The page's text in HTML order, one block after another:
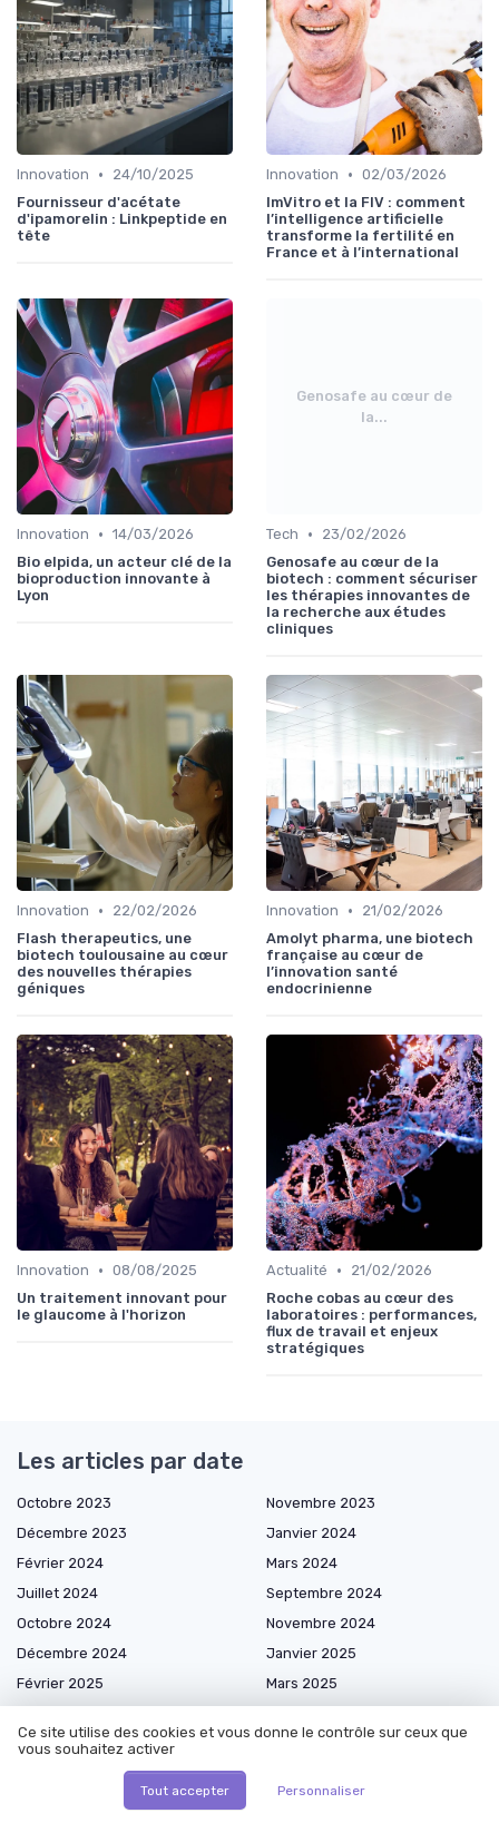
Innovation •
24/10/2025
Fournisseur d'acétate
d'ipamorelin : Linkpeptide en
tête
Innovation • 02/03/2026
ImVitro et la FIV : comment
l’intelligence artificielle
transforme la fertilité en
France et à l’international
Innovation • 14/03/2026
Bio elpida, un acteur clé de la
bioproduction innovante à
Lyon
Genosafe au cœur de
la...
Tech •
23/02/2026
Genosafe au cœur de la
biotech : comment sécuriser
les thérapies innovantes de
la recherche aux études
cliniques
Innovation •
22/02/2026
Flash therapeutics, une
biotech toulousaine au cœur
des nouvelles thérapies
géniques
Innovation •
21/02/2026
Amolyt pharma, une biotech
française au cœur de
l’innovation santé
endocrinienne
Innovation • 08/08/2025
Un traitement innovant pour
le glaucome à l'horizon
Actualité •
21/02/2026
Roche cobas au cœur des
laboratoires : performances,
flux de travail et enjeux
stratégiques
Les articles par date
Octobre 2023
Novembre 2023
Décembre 2023
Janvier 2024
Février 2024
Mars 2024
Juillet 2024
Septembre 2024
Octobre 2024
Novembre 2024
Décembre 2024
Janvier 2025
Février 2025
Mars 2025
Juin 2025
Ce site utilise des cookies et vous donne le contrôle sur ceux que
vous souhaitez activer
Tout accepter Personnaliser